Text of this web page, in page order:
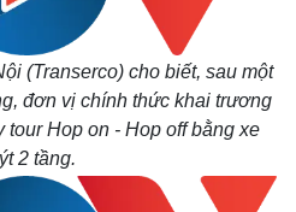
(Transerco) cho biết, sau một
đơn vị chính thức khai trương
Hop on - Hop off bằng xe
2 tầng.